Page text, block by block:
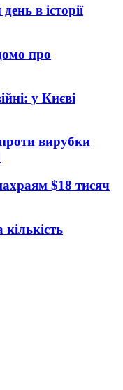
в історії
про
у Києві
вирубки
$18 тисяч